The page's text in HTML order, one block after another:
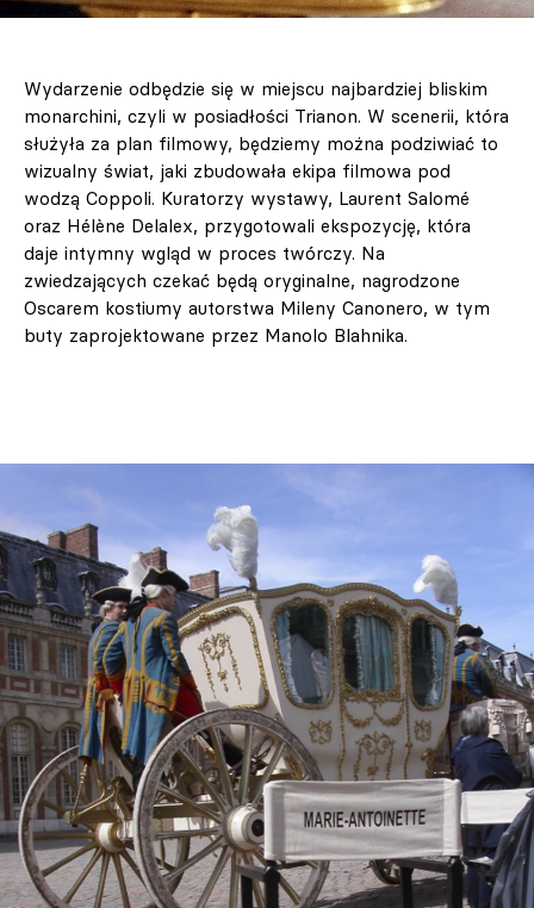
Wydarzenie odbędzie się w miejscu najbardziej bliskim
monarchini, czyli w posiadłości Trianon. W scenerii, która
służyła za plan filmowy, będziemy można podziwiać to
wizualny świat, jaki zbudowała ekipa filmowa pod
wodzą Coppoli. Kuratorzy wystawy, Laurent Salomé
oraz Hélène Delalex, przygotowali ekspozycję, która
daje intymny wgląd w proces twórczy. Na
zwiedzających czekać będą oryginalne, nagrodzone
Oscarem kostiumy autorstwa Mileny Canonero, w tym
buty zaprojektowane przez Manolo Blahnika.